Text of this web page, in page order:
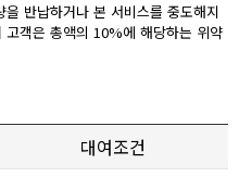
반납하거나 본 서비스를 중도해지
객은 총액의 10%에 해당하는 위약
대여조건